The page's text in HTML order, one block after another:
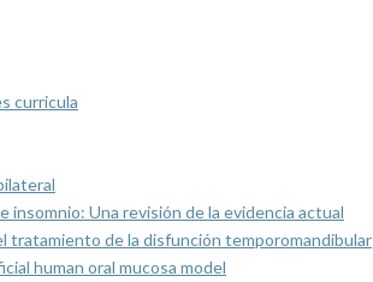
curricula
Una revisión de la evidencia actual
tratamiento de la disfunción temporomandibular
human oral mucosa model